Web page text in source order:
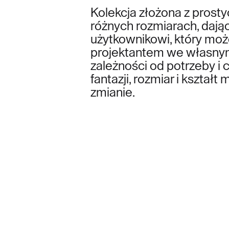
Kolekcja złożona z
różnych rozmiarach,
użytkownikowi, który
projektantem we
zależności od potrzeby i
fantazji, rozmiar i kształt
zmianie.